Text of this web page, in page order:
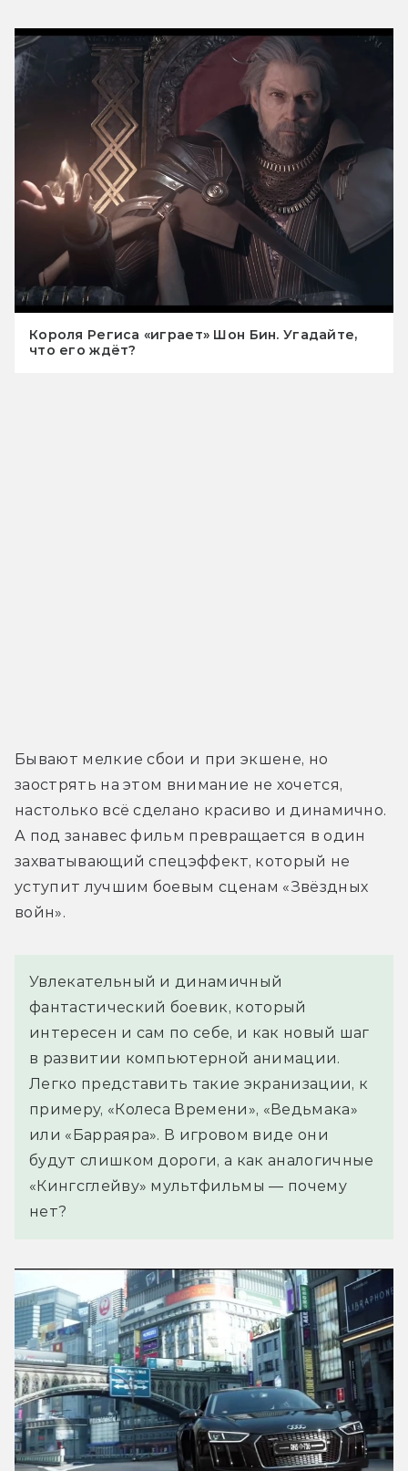
Короля Региса «играет» Шон Бин. Угадайте,
что его ждёт?
Бывают мелкие сбои и при экшене, но
заострять на этом внимание не хочется,
настолько всё сделано красиво и динамично.
А под занавес фильм превращается в один
захватывающий спецэффект, который не
уступит лучшим боевым сценам «Звёздных
войн».
Увлекательный и динамичный
фантастический боевик, который
интересен и сам по себе, и как новый шаг
в развитии компьютерной анимации.
Легко представить такие экранизации, к
примеру, «Колеса Времени», «Ведьмака»
или «Барраяра». В игровом виде они
будут слишком дороги, а как аналогичные
«Кингсглейву» мультфильмы — почему
нет?